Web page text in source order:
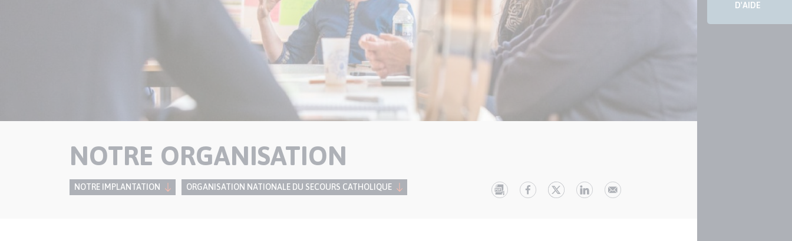
NOTRE ORGANISATION
NOTRE IMPLANTATION ORGANISATION NATIONALE DU SECOURS CATHOLIQUE
D'AIDE